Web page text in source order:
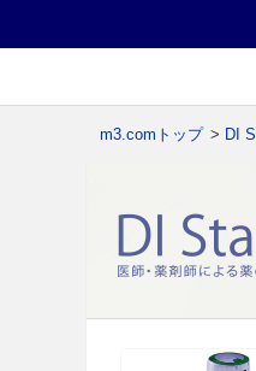
m3.comトップ > DI